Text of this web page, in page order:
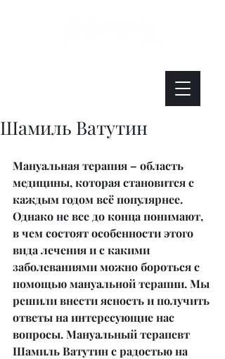
Шамиль Ватутин
Мануальная терапия – область
медицины, которая становится с
каждым годом всё популярнее.
Однако не все до конца понимают,
в чем состоят особенности этого
вида лечения и с какими
заболеваниями можно бороться с
помощью мануальной терапии. Мы
решили внести ясность и получить
ответы на интересующие нас
вопросы. Мануальный терапевт
Шамиль Ватутин с радостью на